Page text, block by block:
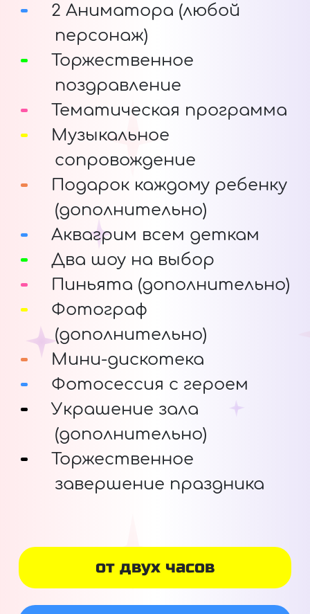
2 Аниматора (любой
персонаж)
Торжественное
поздравление
Тематическая программа
Музыкальное
сопровождение
Подарок каждому ребенку
(дополнительно)
Аквагрим всем деткам
Два шоу на выбор
Пиньята (дополнительно)
Фотограф
(дополнительно)
Мини-дискотека
Фотосессия с героем
Украшение зала
(дополнительно)
Торжественное
завершение праздника
от двух часов